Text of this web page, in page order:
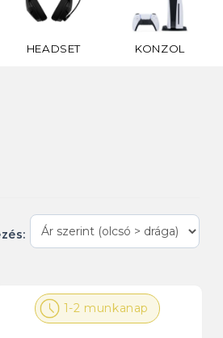
HEADSET KONZOL
1-2 munkanap